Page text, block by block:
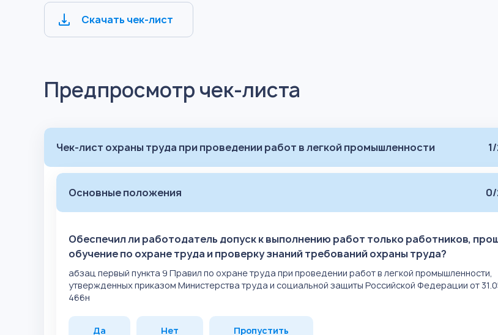
Скачать чек-лист
Предпросмотр чек-листа
Чек-лист охраны труда при проведении работ в легкой промышленности
Основные положения 0/
Обеспечил ли работодатель допуск к выполнению работ только работников,
обучение по охране труда и проверку знаний требований охраны труда?
абзац первый пункта 9 Правил по охране труда при проведении работ в легкой промышленности,
утвержденных приказом Министерства труда и социальной защиты Российской Федерации от
466н
Да Нет Пропустить